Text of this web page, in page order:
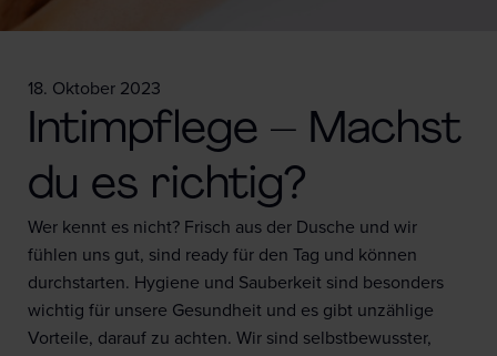
18. Oktober 2023
Intimpflege – Machst
du es richtig?
Wer kennt es nicht? Frisch aus der Dusche und wir
fühlen uns gut, sind ready für den Tag und können
durchstarten. Hygiene und Sauberkeit sind besonders
wichtig für unsere Gesundheit und es gibt unzählige
Vorteile, darauf zu achten. Wir sind selbstbewusster,